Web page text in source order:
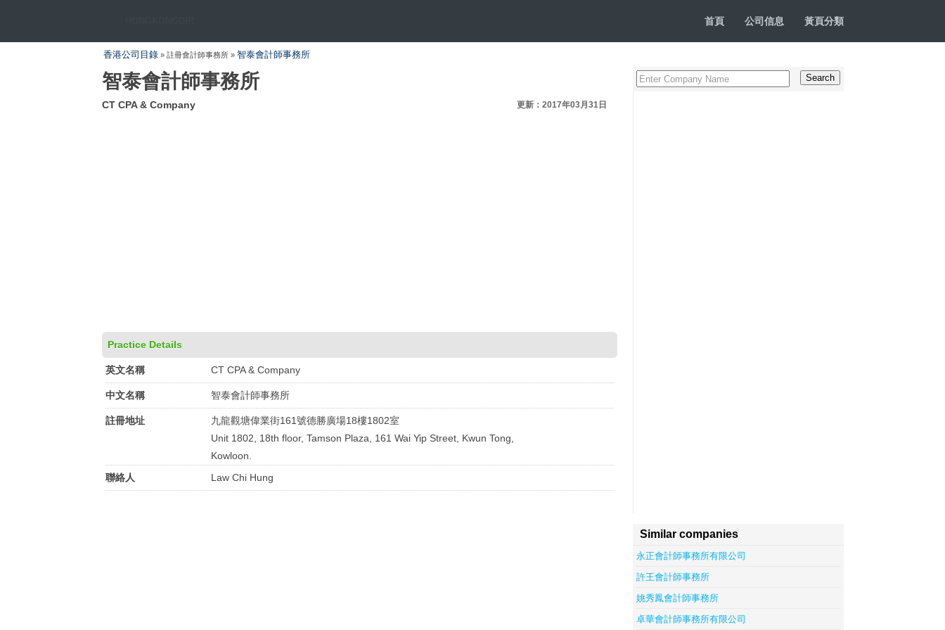
首頁 公司信息 黃頁分類
香港公司目錄 » 註冊會計師事務所 » 智泰會計師事務所
智泰會計師事務所
CT CPA & Company 更新：2017年03月31日
Practice Details
英文名稱 CT CPA & Company
中文名稱 智泰會計師事務所
註冊地址
九龍觀塘偉業街161號德勝廣場18樓1802室
Unit 1802, 18th floor, Tamson Plaza, 161 Wai Yip Street, Kwun Tong,
Kowloon.
聯絡人
Law Chi Hung
Similar companies
永正會計師事務所有限公司
許王會計師事務所
姚秀鳳會計師事務所
卓華會計師事務所有限公司